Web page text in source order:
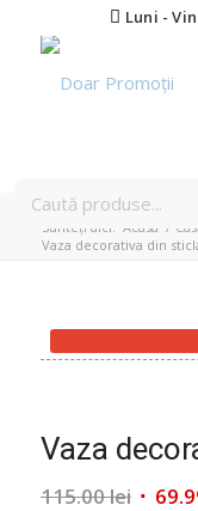
Luni -
Sunteți aici: Acasa /
Vaza decorativa din
Vaza
115.00lei Prețul